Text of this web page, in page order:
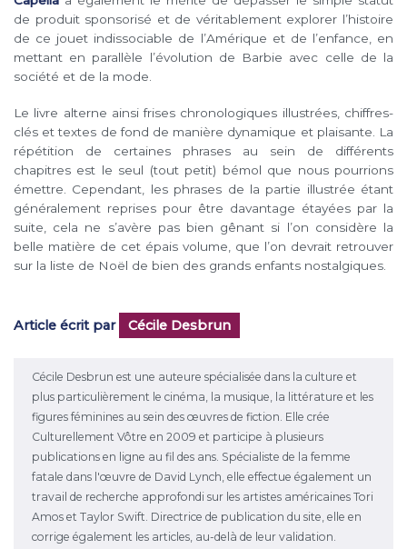
de produit sponsorisé et de véritablement explorer l’histoire
de ce jouet indissociable de l’Amérique et de l’enfance, en
mettant en parallèle l’évolution de Barbie avec celle de la
société et de la mode.
Le livre alterne ainsi frises chronologiques illustrées, chiffres-
clés et textes de fond de manière dynamique et plaisante. La
répétition de certaines phrases au sein de différents
chapitres est le seul (tout petit) bémol que nous pourrions
émettre. Cependant, les phrases de la partie illustrée étant
généralement reprises pour être davantage étayées par la
suite, cela ne s’avère pas bien gênant si l’on considère la
belle matière de cet épais volume, que l’on devrait retrouver
sur la liste de Noël de bien des grands enfants nostalgiques.
Article écrit par Cécile Desbrun
Cécile Desbrun est une auteure spécialisée dans la culture et
plus particulièrement le cinéma, la musique, la littérature et les
figures féminines au sein des œuvres de fiction. Elle crée
Culturellement Vôtre en 2009 et participe à plusieurs
publications en ligne au fil des ans. Spécialiste de la femme
fatale dans l'œuvre de David Lynch, elle effectue également un
travail de recherche approfondi sur les artistes américaines Tori
Amos et Taylor Swift. Directrice de publication du site, elle en
corrige également les articles, au-delà de leur validation.